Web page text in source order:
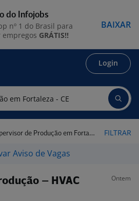
Login
de Produção em Fortaleza - CE FILTRAR
Aviso de Vagas
– HVAC Ontem
do Infojobs
nº 1 do Brasil para
GRÁTIS!!
BAIXAR